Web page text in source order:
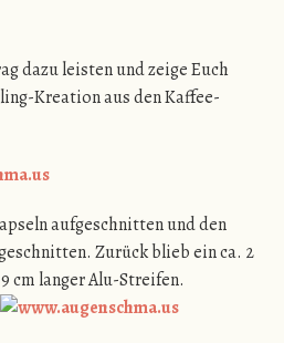
dazu leisten und zeige Euch
Kreation aus den Kaffee-
aufgeschnitten und den
Zurück blieb ein ca. 2
cm langer Alu-Streifen.